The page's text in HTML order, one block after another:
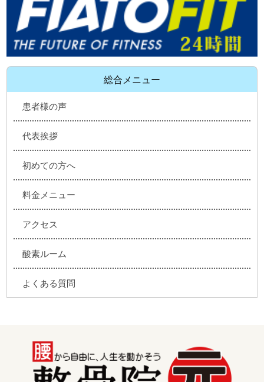
総合メニュー
患者様の声
代表挨拶
初めての方へ
料金メニュー
アクセス
酸素ルーム
よくある質問